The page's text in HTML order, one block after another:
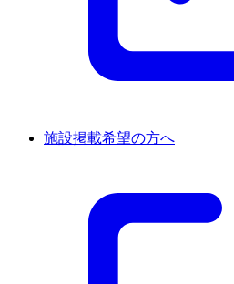
施設掲載希望の方へ